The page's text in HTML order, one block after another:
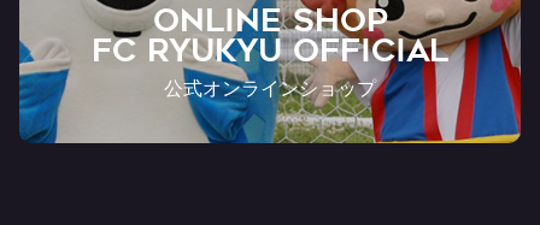
ONLINE SHOP
FC RYUKYU OFFICIAL
公式オンラインショップ